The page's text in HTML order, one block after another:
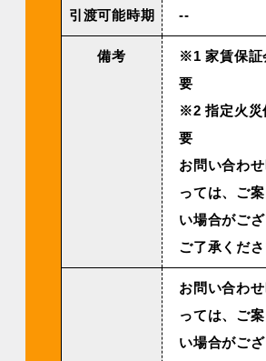
引渡可能時期 --
備考
※1 家賃保証
要
※2 指定火災
要
お問い合わ
っては、ご
い場合がござ
ご了承くださ
お問い合わ
っては、ご
い場合がござ